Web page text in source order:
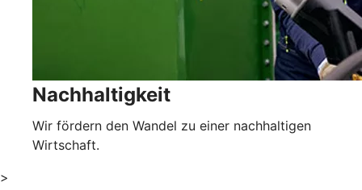
Nachhaltigkeit
Wir fördern den Wandel zu einer nachhaltigen
Wirtschaft.
>